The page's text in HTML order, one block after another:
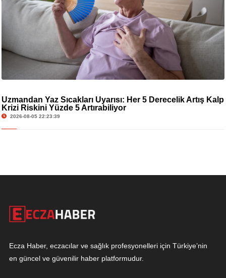
Uzmandan Yaz Sıcakları Uyarısı: Her 5 Derecelik Artış Kalp
Krizi Riskini Yüzde 5 Artırabiliyor
2026-08-05 22:23:39
Ecza Haber, eczacılar ve sağlık profesyonelleri için Türkiye’nin
en güncel ve güvenilir haber platformudur.